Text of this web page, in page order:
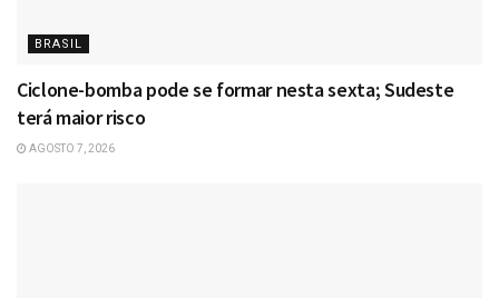
BRASIL
Ciclone-bomba pode se formar nesta sexta; Sudeste
terá maior risco
AGOSTO 7, 2026